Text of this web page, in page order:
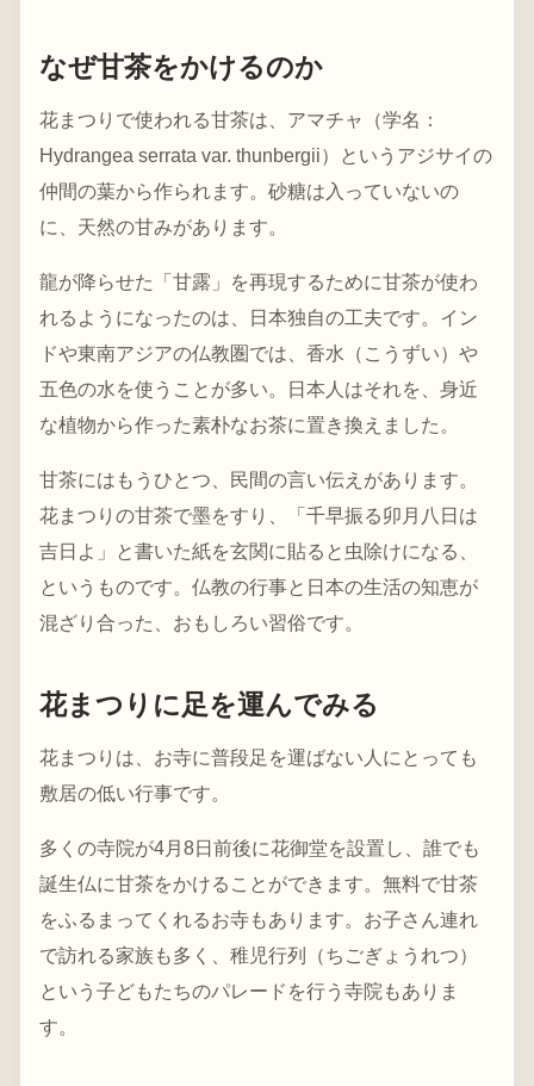
なぜ甘茶をかけるのか
花まつりで使われる甘茶は、アマチャ（学名：
Hydrangea serrata var. thunbergii）というアジサイの
仲間の葉から作られます。砂糖は入っていないの
に、天然の甘みがあります。
龍が降らせた「甘露」を再現するために甘茶が使わ
れるようになったのは、日本独自の工夫です。イン
ドや東南アジアの仏教圏では、香水（こうずい）や
五色の水を使うことが多い。日本人はそれを、身近
な植物から作った素朴なお茶に置き換えました。
甘茶にはもうひとつ、民間の言い伝えがあります。
花まつりの甘茶で墨をすり、「千早振る卯月八日は
吉日よ」と書いた紙を玄関に貼ると虫除けになる、
というものです。仏教の行事と日本の生活の知恵が
混ざり合った、おもしろい習俗です。
花まつりに足を運んでみる
花まつりは、お寺に普段足を運ばない人にとっても
敷居の低い行事です。
多くの寺院が4月8日前後に花御堂を設置し、誰でも
誕生仏に甘茶をかけることができます。無料で甘茶
をふるまってくれるお寺もあります。お子さん連れ
で訪れる家族も多く、稚児行列（ちごぎょうれつ）
という子どもたちのパレードを行う寺院もありま
す。